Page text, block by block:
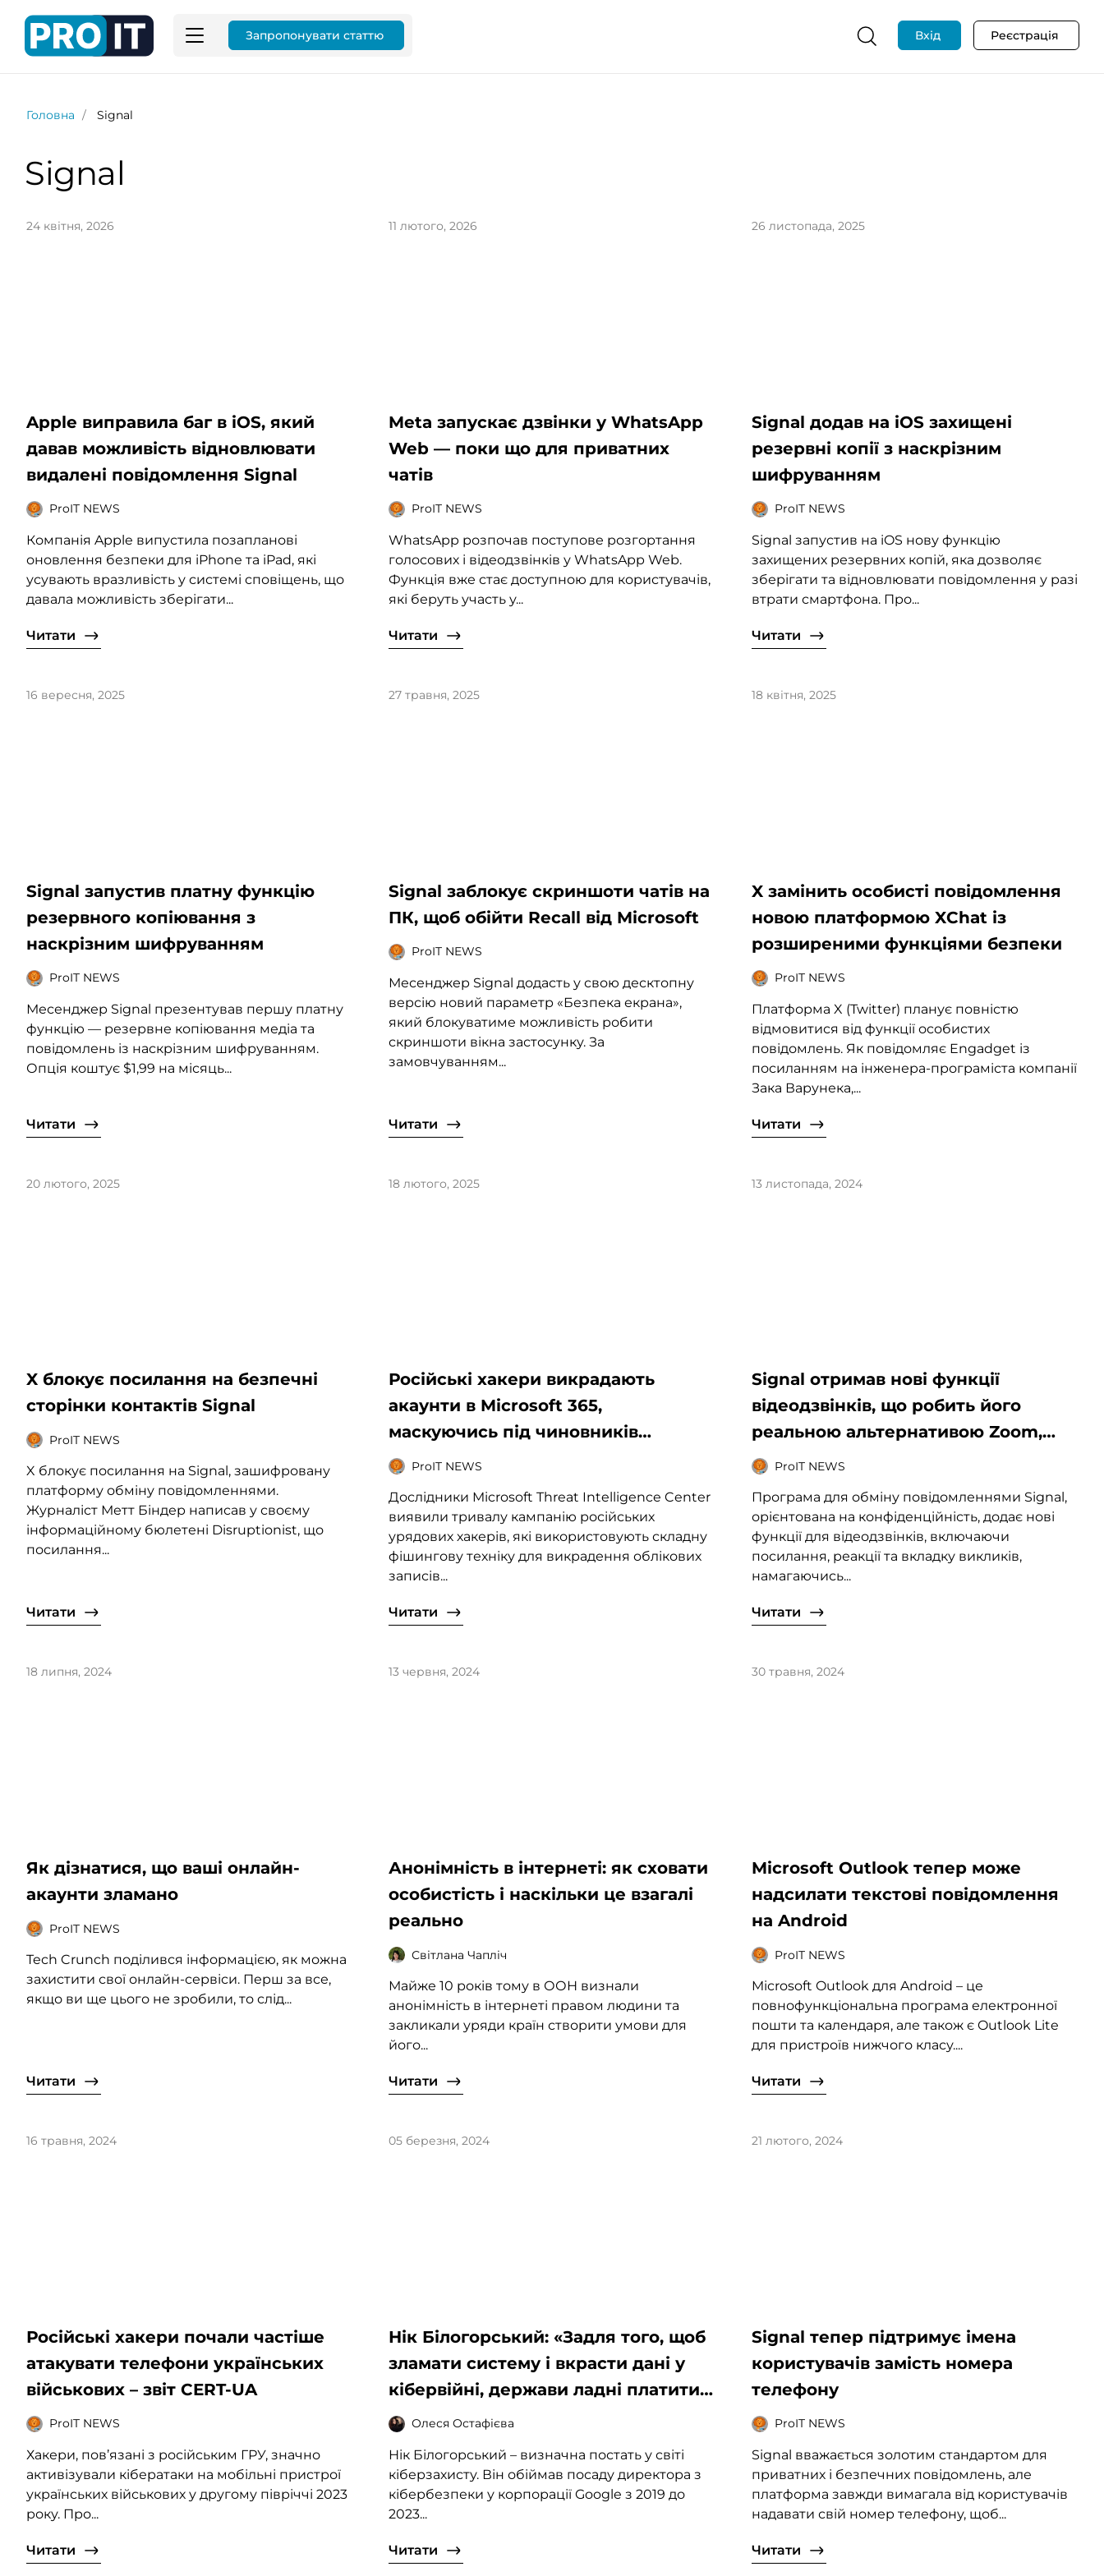
Запропонувати статтю Вхід Реєстрація
Головна Signal
Signal
24 квітня, 2026
Apple виправила баг в iOS, який
давав можливість відновлювати
видалені повідомлення Signal
ProIT NEWS
Компанія Apple випустила позапланові
оновлення безпеки для iPhone та iPad, які
усувають вразливість у системі сповіщень, що
давала можливість зберігати...
Читати
11 лютого, 2026
Meta запускає дзвінки у WhatsApp
Web — поки що для приватних
чатів
ProIT NEWS
WhatsApp розпочав поступове розгортання
голосових і відеодзвінків у WhatsApp Web.
Функція вже стає доступною для користувачів,
які беруть участь у...
Читати
26 листопада, 2025
Signal додав на iOS захищені
резервні копії з наскрізним
шифруванням
ProIT NEWS
Signal запустив на iOS нову функцію
захищених резервних копій, яка дозволяє
зберігати та відновлювати повідомлення у разі
втрати смартфона. Про...
Читати
16 вересня, 2025
Signal запустив платну функцію
резервного копіювання з
наскрізним шифруванням
ProIT NEWS
Месенджер Signal презентував першу платну
функцію — резервне копіювання медіа та
повідомлень із наскрізним шифруванням.
Опція коштує $1,99 на місяць...
Читати
27 травня, 2025
Signal заблокує скриншоти чатів на
ПК, щоб обійти Recall від Microsoft
ProIT NEWS
Месенджер Signal додасть у свою десктопну
версію новий параметр «Безпека екрана»,
який блокуватиме можливість робити
скриншоти вікна застосунку. За
замовчуванням...
Читати
18 квітня, 2025
X замінить особисті повідомлення
новою платформою XChat із
розширеними функціями безпеки
ProIT NEWS
Платформа X (Twitter) планує повністю
відмовитися від функції особистих
повідомлень. Як повідомляє Engadget із
посиланням на інженера-програміста компанії
Зака Варунека,...
Читати
20 лютого, 2025
X блокує посилання на безпечні
сторінки контактів Signal
ProIT NEWS
X блокує посилання на Signal, зашифровану
платформу обміну повідомленнями.
Журналіст Метт Біндер написав у своєму
інформаційному бюлетені Disruptionist, що
посилання...
Читати
18 лютого, 2025
Російські хакери викрадають
акаунти в Microsoft 365,
маскуючись під чиновників
Держдепу США та Міноборони
ProIT NEWS
Дослідники Microsoft Threat Intelligence Center
виявили тривалу кампанію російських
урядових хакерів, які використовують складну
фішингову техніку для викрадення облікових
записів...
Читати
13 листопада, 2024
Signal отримав нові функції
відеодзвінків, що робить його
реальною альтернативою Zoom,
Meet і Teams
ProIT NEWS
Програма для обміну повідомленнями Signal,
орієнтована на конфіденційність, додає нові
функції для відеодзвінків, включаючи
посилання, реакції та вкладку викликів,
намагаючись...
Читати
18 липня, 2024
Як дізнатися, що ваші онлайн-
акаунти зламано
ProIT NEWS
Tech Crunch поділився інформацією, як можна
захистити свої онлайн-сервіси. Перш за все,
якщо ви ще цього не зробили, то слід...
Читати
13 червня, 2024
Анонімність в інтернеті: як сховати
особистість і наскільки це взагалі
реально
Світлана Чапліч
Майже 10 років тому в ООН визнали
анонімність в інтернеті правом людини та
закликали уряди країн створити умови для
його...
Читати
30 травня, 2024
Microsoft Outlook тепер може
надсилати текстові повідомлення
на Android
ProIT NEWS
Microsoft Outlook для Android – це
повнофункціональна програма електронної
пошти та календаря, але також є Outlook Lite
для пристроїв нижчого класу....
Читати
16 травня, 2024
Російські хакери почали частіше
атакувати телефони українських
військових – звіт CERT-UA
ProIT NEWS
Хакери, пов’язані з російським ГРУ, значно
активізували кібератаки на мобільні пристрої
українських військових у другому півріччі 2023
року. Про...
Читати
05 березня, 2024
Нік Білогорський: «Задля того, щоб
зламати систему і вкрасти дані у
кібервійні, держави ладні платити
за zero-day exploit мільйони
Олеся Остафієва
Нік Білогорський – визначна постать у світі
кіберзахисту. Він обіймав посаду директора з
кібербезпеки у корпорації Google з 2019 до
2023...
Читати
21 лютого, 2024
Signal тепер підтримує імена
користувачів замість номера
телефону
ProIT NEWS
Signal вважається золотим стандартом для
приватних і безпечних повідомлень, але
платформа завжди вимагала від користувачів
надавати свій номер телефону, щоб...
Читати